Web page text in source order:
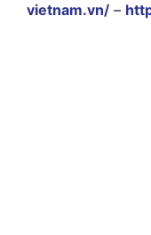
vietnam.vn/ –